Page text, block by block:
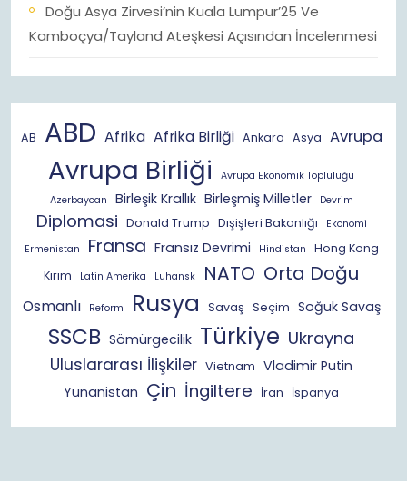
Doğu Asya Zirvesi’nin Kuala Lumpur’25 Ve
Kamboçya/Tayland Ateşkesi Açısından İncelenmesi
AB ABD Afrika Afrika Birliği Ankara Asya Avrupa
Avrupa Birliği
Avrupa Ekonomik Topluluğu
Azerbaycan
Birleşik Krallık Birleşmiş Milletler Devrim
Diplomasi Donald Trump Dışişleri Bakanlığı
Ekonomi
Ermenistan
Fransa Fransız Devrimi Hindistan
Hong Kong
Kırım
Latin Amerika Luhansk NATO Orta Doğu
Osmanlı Reform Rusya Savaş Seçim Soğuk Savaş
SSCB Sömürgecilik Türkiye Ukrayna
Uluslararası İlişkiler Vietnam Vladimir Putin
Yunanistan Çin İngiltere İran İspanya